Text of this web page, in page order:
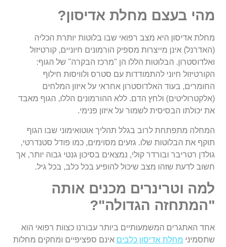
מהי בעצם מחלת אדיסון?
מחלת אדיסון היא מצב רפואי שבו בלוטות יותרת הכליה
(האדרנל) אינן מייצרות מספיק הורמונים חיוניים, קורטיזול
ואלדוסטרון. הבלוטות הללו הן "מרכז הבקרה" של הגוף:
הקורטיזול חיוני להתמודדות עם סטרס ולוויסות חילוף
החומרים, בעוד האלדוסטרון אחראי על איזון המלחים
(אלקטרוליטים) ולחץ הדם. ללא ההורמונים הללו, הגוף מאבד
את יכולתו הבסיסית לשמור על איזון פנימי.
המחלה מתפתחת לרוב בגלל תהליך אוטואימוני שבו הגוף
תוקף את הבלוטות שלו. גזעים מסוימים, כמו פודל סטנדרטי,
גולדן רטריבר ובורדר קולי, נמצאים בסיכון גנטי גבוה יותר, אך
חשוב לדעת שזהו מצב שיכול להופיע בכל כלב, בכל גיל.
למה וטרינרים מכנים אותה
"המתחזה הגדולה"?
אחד האתגרים המשמעותיים ביותר עבורנו כצוות רפואי הוא
שתסמיני מחלת אדיסון כלבים אינם ספציפיים ומחקים מחלות